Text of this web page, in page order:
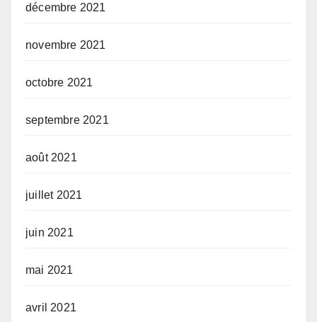
décembre 2021
novembre 2021
octobre 2021
septembre 2021
août 2021
juillet 2021
juin 2021
mai 2021
avril 2021